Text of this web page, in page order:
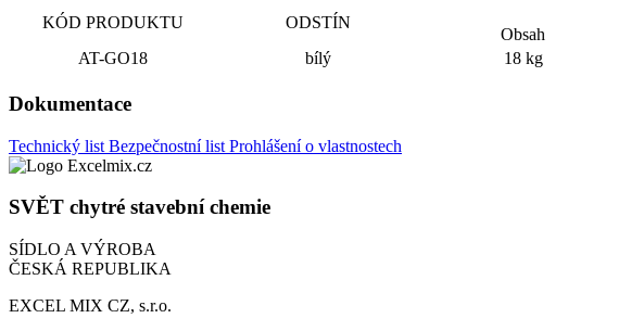
KÓD PRODUKTU ODSTÍN
Obsah
AT-GO18
bílý 18 kg
Dokumentace
Technický list Bezpečnostní list Prohlášení o vlastnostech
SVĚT chytré stavební chemie
SÍDLO A VÝROBA
ČESKÁ REPUBLIKA
EXCEL MIX CZ, s.r.o.